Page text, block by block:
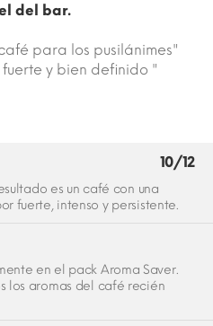
del bar.
para los pusilánimes"
y bien definido "
10/12
es un café con una
fuerte, intenso y persistente.
en el pack Aroma Saver.
los aromas del café recién